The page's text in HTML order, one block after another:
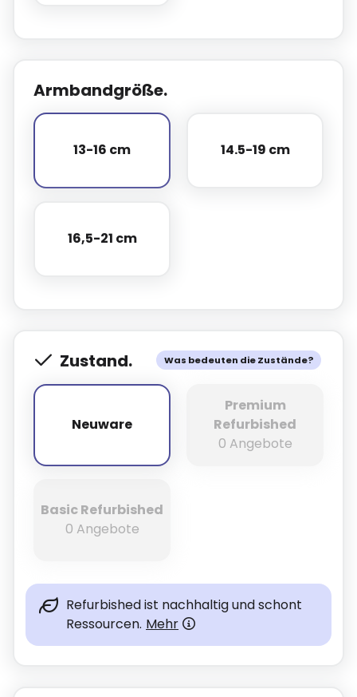
Armbandgröße.
13-16 cm
13-16 cm 14.5-19 cm
14.5-19 cm
16,5-21 cm
16,5-21 cm
Was bedeuten die Zustände?
Zustand.
Neuware
Neuware
Premium
Refurbished
0 Angebote
Basic Refurbished
0 Angebote
Refurbished ist nachhaltig und schont
Ressourcen. Mehr